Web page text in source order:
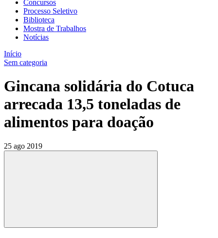
Concursos
Processo Seletivo
Biblioteca
Mostra de Trabalhos
Notícias
Início
Sem categoria
Gincana solidária do Cotuca
arrecada 13,5 toneladas de
alimentos para doação
25 ago 2019
Compartilhar